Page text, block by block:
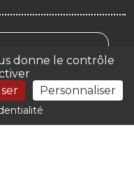
donne le contrôle
Personnaliser